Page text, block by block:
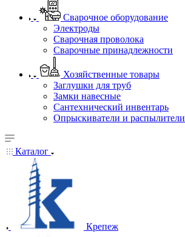
Сварочное оборудование
Электроды
Сварочная проволока
Сварочные принадлежности
Хозяйственные товары
Заглушки для труб
Замки навесные
Сантехнический инвентарь
Опрыскиватели и распылители
Каталог
Крепеж